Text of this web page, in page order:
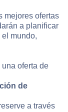
mejores ofertas
a planificar
mundo,
oferta de
de
a través